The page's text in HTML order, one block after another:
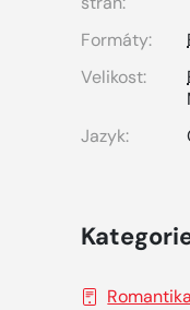
Formáty:
Velikost:
Jazyk:
Romantika